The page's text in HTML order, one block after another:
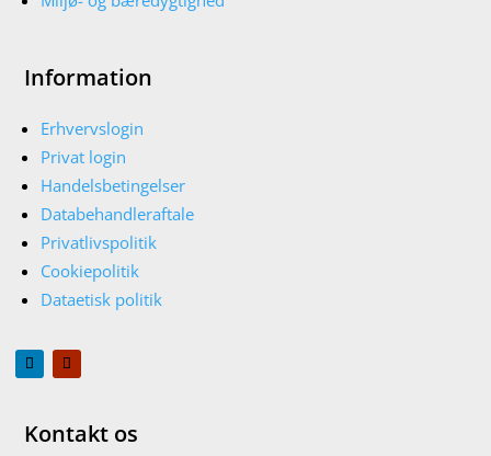
Information
Erhvervslogin
Privat login
Handelsbetingelser
Databehandleraftale
Privatlivspolitik
Cookiepolitik
Dataetisk politik
Kontakt os